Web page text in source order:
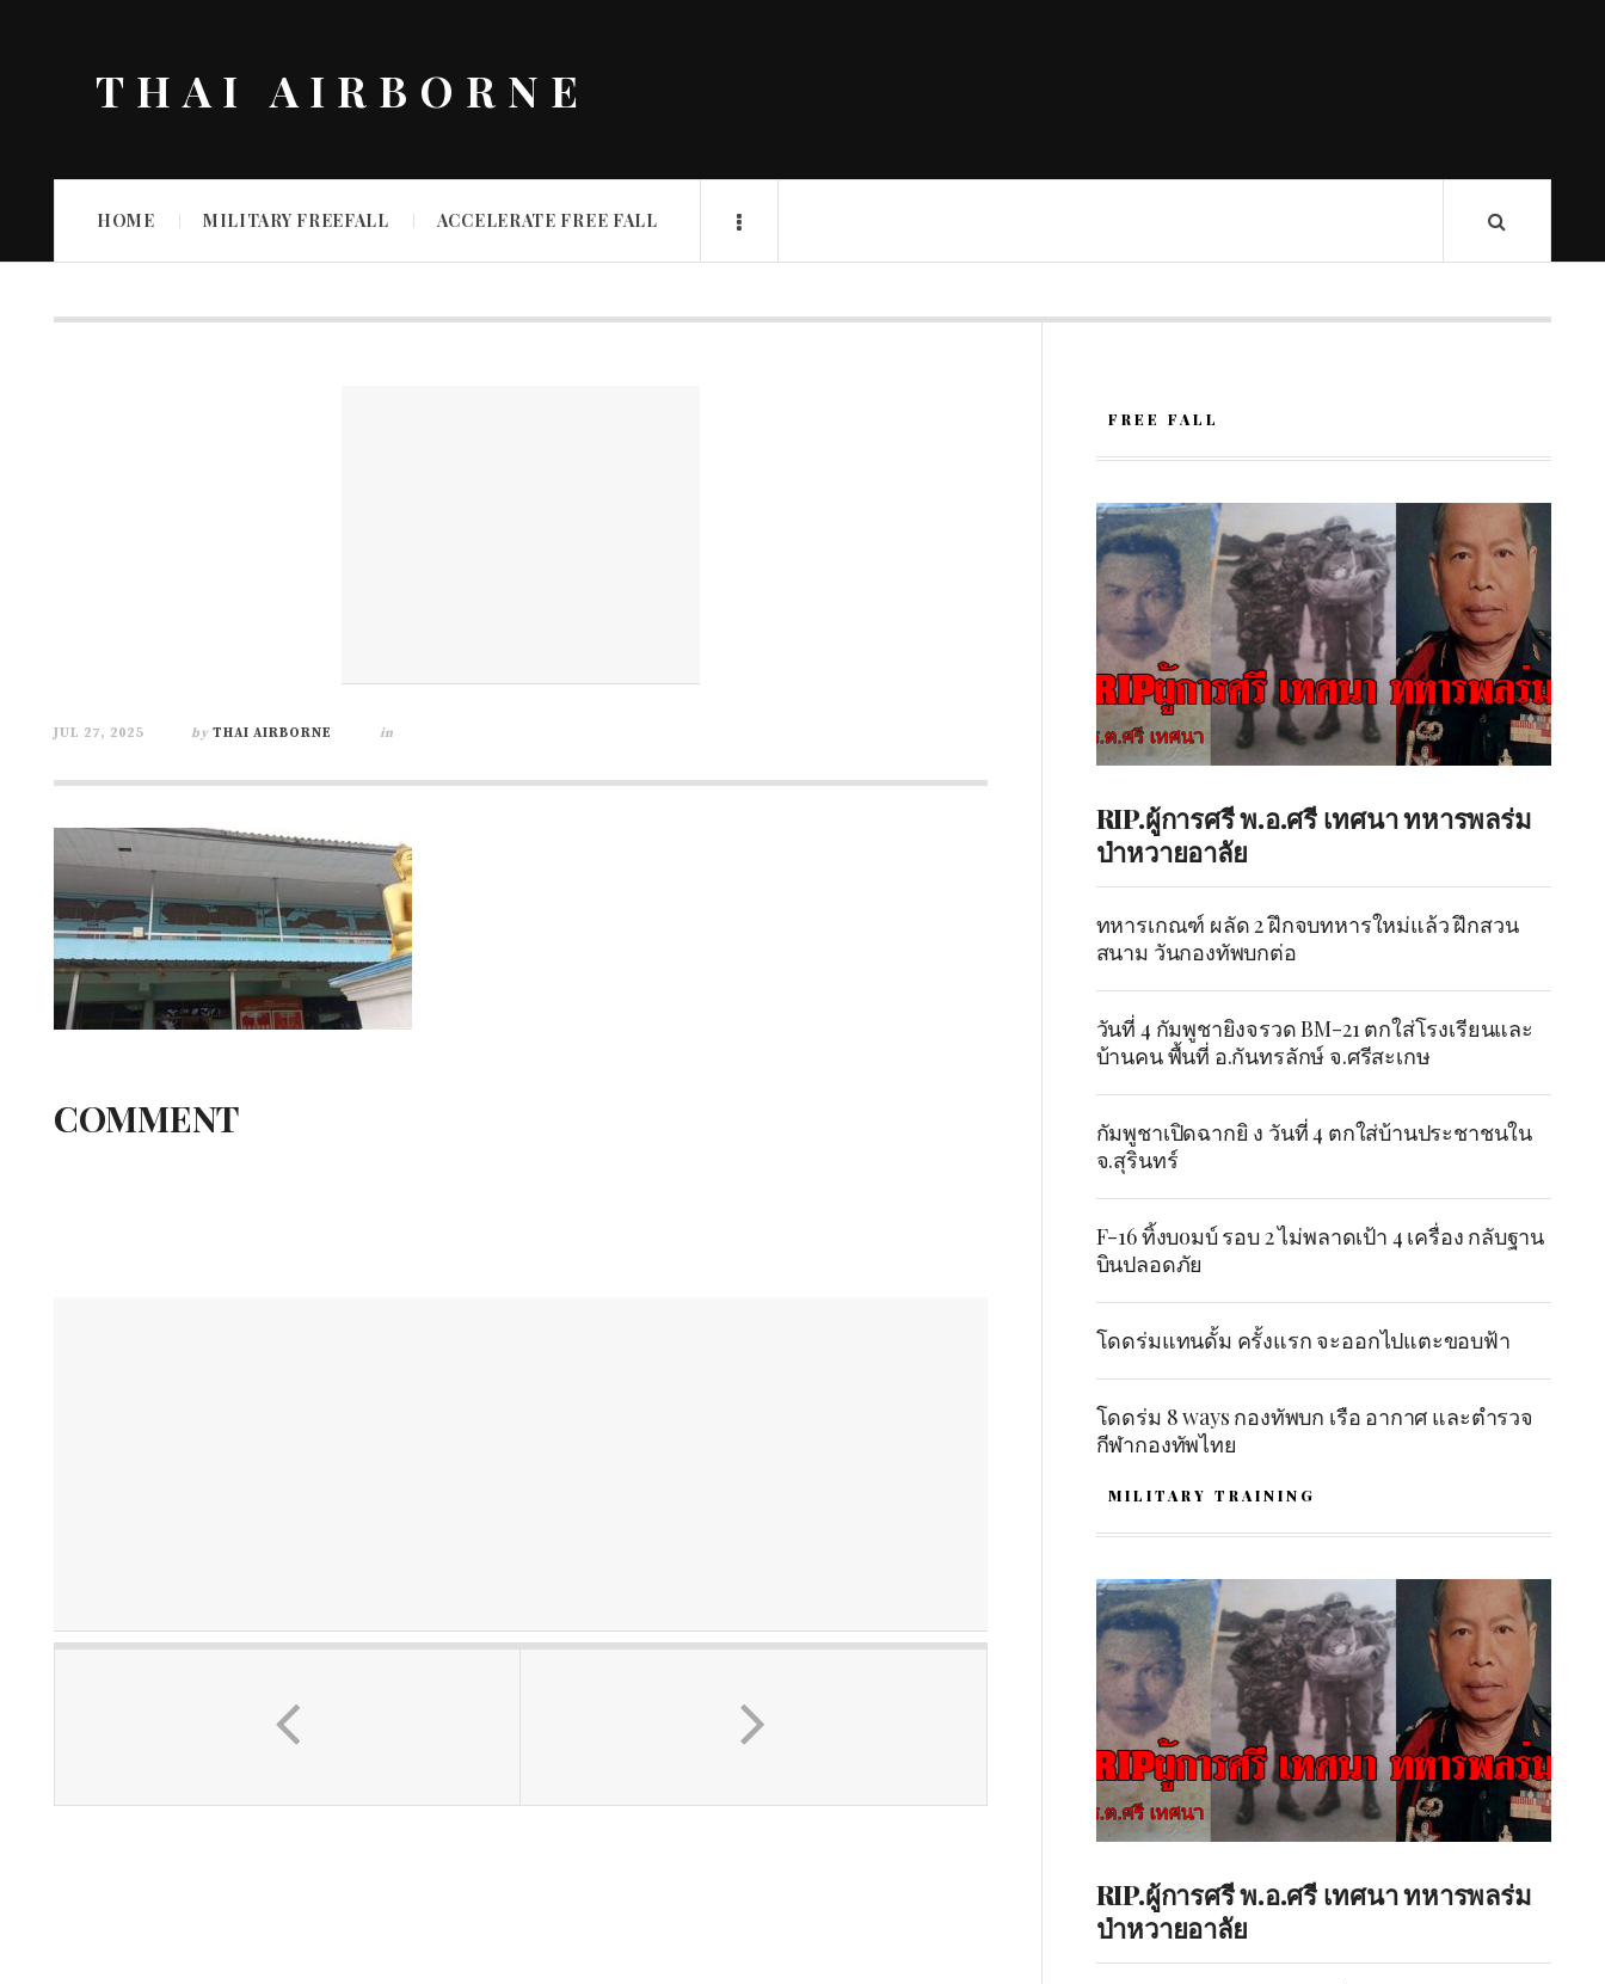
THAI AIRBORNE
HOME MILITARY FREEFALL ACCELERATE FREE FALL
JUL 27, 2025 by THAI AIRBORNE in
COMMENT
FREE FALL
RIP.ผู้การศรี พ.อ.ศรี เทศนา ทหารพลร่ม
ป่าหวายอาลัย
ทหารเกณฑ์ ผลัด 2 ฝึกจบทหารใหม่แล้ว ฝึกสวน
สนาม วันกองทัพบกต่อ
วันที่ 4 กัมพูชายิงจรวด BM-21 ตกใส่โรงเรียนและ
บ้านคน พื้นที่ อ.กันทรลักษ์ จ.ศรีสะเกษ
กัมพูชาเปิดฉากยิ ง วันที่ 4 ตกใส่บ้านประชาชนใน
จ.สุรินทร์
F-16 ทิ้งบoมบ์ รอบ 2 ไม่พลาดเป้า 4 เครื่อง กลับฐาน
บินปลอดภัย
โดดร่มแทนดั้ม ครั้งแรก จะออกไปแตะขอบฟ้า
โดดร่ม 8 ways กองทัพบก เรือ อากาศ และตำรวจ
กีฬากองทัพไทย
MILITARY TRAINING
RIP.ผู้การศรี พ.อ.ศรี เทศนา ทหารพลร่ม
ป่าหวายอาลัย